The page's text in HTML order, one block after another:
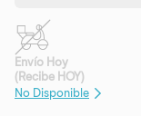
Envío Hoy
(Recibe HOY)
No Disponible